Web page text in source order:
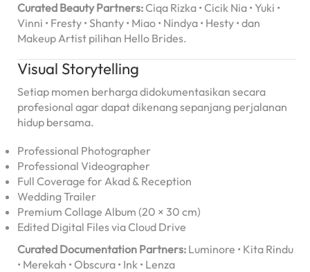
Curated Beauty Partners:Ciqa Rizka • Cicik Nia • Yuki •
Vinni • Fresty • Shanty • Miao • Nindya • Hesty • dan
Makeup Artist pilihan Hello Brides.
Visual Storytelling
Setiap momen berharga didokumentasikan secara
profesional agar dapat dikenang sepanjang perjalanan
hidup bersama.
Professional Photographer
Professional Videographer
Full Coverage for Akad & Reception
Wedding Trailer
Premium Collage Album (20 × 30 cm)
Edited Digital Files via Cloud Drive
Curated Documentation Partners: Luminore • Kita Rindu
• Merekah • Obscura • Ink • Lenza